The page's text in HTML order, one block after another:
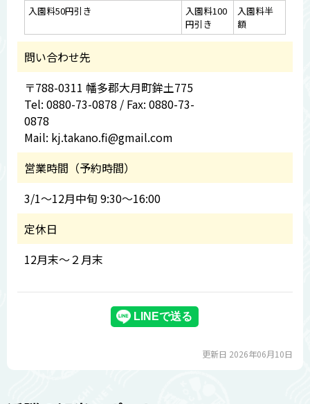
入園料50円引き
入園料100
円引き
入園料半
額
問い合わせ先
〒788-0311 幡多郡大月町鉾土775
Tel: 0880-73-0878 / Fax: 0880-73-
0878
Mail: kj.takano.fi@gmail.com
営業時間（予約時間）
3/1～12月中旬 9:30～16:00
定休日
12月末～２月末
更新日 2026年06月10日